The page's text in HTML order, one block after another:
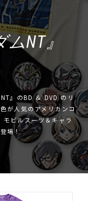
NT』
』のBD ＆ DVD のリ
が人気のアメリカンコ
モビルスーツ＆キャラ
場！